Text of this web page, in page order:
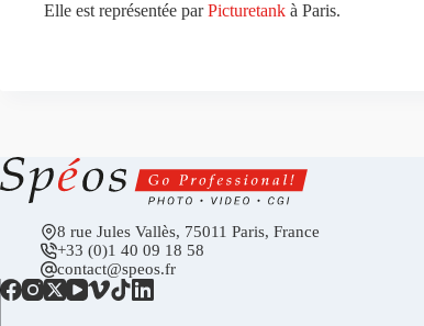
Elle est représentée parPicturetank à Paris.
8 rue Jules Vallès, 75011 Paris, France
+33 (0)1 40 09 18 58
contact@speos.fr